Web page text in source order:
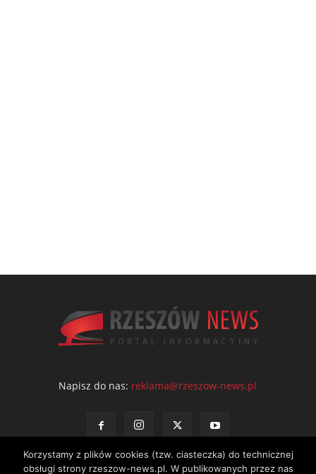
Napisz do nas: reklama@rzeszow-news.pl
Korzystamy z plików cookies (tzw. ciasteczka) do technicznej
obsługi strony rzeszow-news.pl. W publikowanych przez nas